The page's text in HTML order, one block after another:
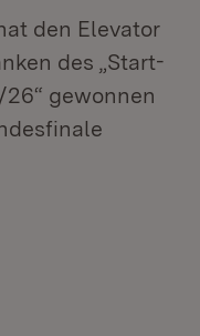
den Elevator
des „Start-
gewonnen